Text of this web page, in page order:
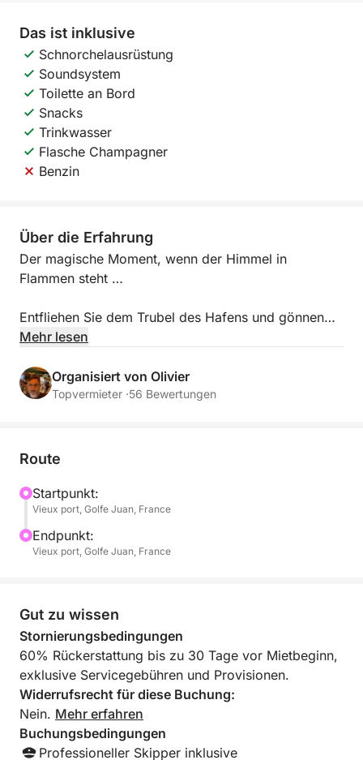
Das ist inklusive
Schnorchelausrüstung
Soundsystem
Toilette an Bord
Snacks
Trinkwasser
Flasche Champagner
Benzin
Über die Erfahrung
Der magische Moment, wenn der Himmel in
Flammen steht …
Entfliehen Sie dem Trubel des Hafens und gönnen
Sie sich eine unvergessliche Auszeit. Ob
Zweisamkeit zu genießen – ich biete Ihnen ein
exklusives Segelerlebnis zu den schönsten Orten der
Ihr maßgeschneidertes Programm:
sobald das Licht golden wird, und genießen eine
entspannte Fahrt entlang der Küste.
Der perfekte Ort: Wir ankern in einer ruhigen Bucht
Gebirge zu bewundern.
Exklusiver Aperitif: Genießen Sie eine Flasche
gekühlten Champagner, begleitet von lokalen
Köstlichkeiten, und lauschen Sie dem sanften
Plätschern des Wassers.
Baden im Sonnenuntergang: Für Abenteuerlustige:
Mehr lesen
Organisiert von Olivier
Topvermieter ·56 Bewertungen
Route
Startpunkt:
Vieux port, Golfe Juan, France
Endpunkt:
Vieux port, Golfe Juan, France
Gut zu wissen
Stornierungsbedingungen
60% Rückerstattung bis zu 30 Tage vor Mietbeginn,
exklusive Servicegebühren und Provisionen.
Widerrufsrecht für diese Buchung:
Nein. Mehr erfahren
Buchungsbedingungen
Professioneller Skipper inklusive